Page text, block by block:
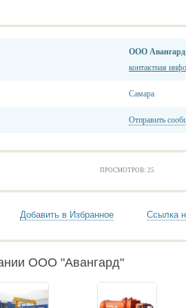
ООО Авангард
контактная
Самара
Отправить
ПРОСМОТРОВ: 25
Добавить в Избранное Ссылка
ООО "Авангард"